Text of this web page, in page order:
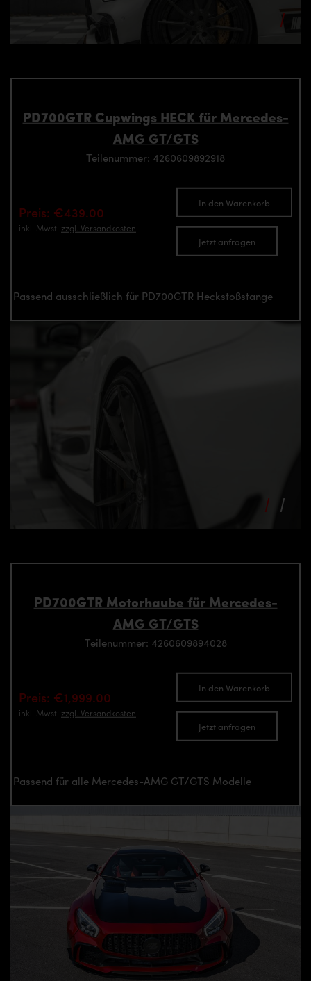
PD700GTR Cupwings HECK für Mercedes-
AMG GT/GTS
Teilenummer: 4260609892918
Preis: €439.00
inkl. Mwst. zzgl. Versandkosten
In den Warenkorb
Jetzt anfragen
Passend ausschließlich für PD700GTR Heckstoßstange
PD700GTR Motorhaube für Mercedes-
AMG GT/GTS
Teilenummer: 4260609894028
Preis: €1,999.00
inkl. Mwst. zzgl. Versandkosten
In den Warenkorb
Jetzt anfragen
Passend für alle Mercedes-AMG GT/GTS Modelle